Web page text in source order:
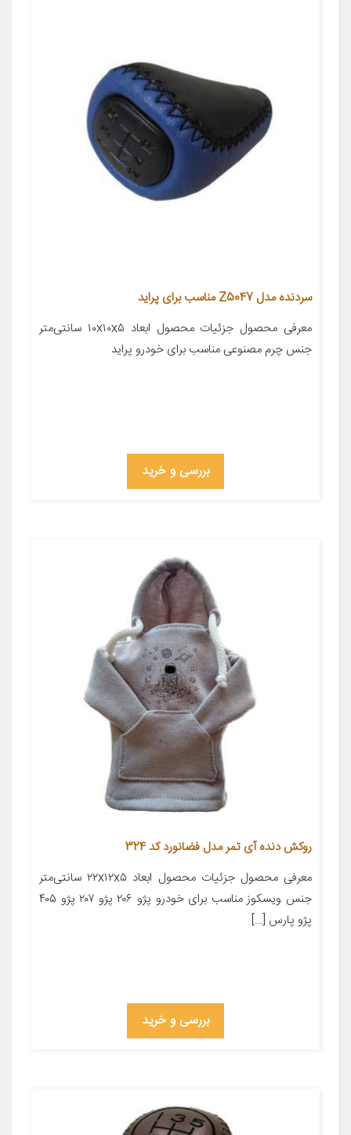
سردنده مدل Z5047 مناسب برای پراید
معرفی محصول جزئیات محصول ابعاد ۱۰x۱۰x۵ سانتی‌متر
جنس چرم مصنوعی مناسب برای خودرو پراید
بررسی و خرید
روکش دنده آی تمر مدل فضانورد کد 324
معرفی محصول جزئیات محصول ابعاد ۲۲x۱۲x۵ سانتی‌متر
جنس ویسکوز مناسب برای خودرو پژو ۲۰۶ پژو ۲۰۷ پژو ۴۰۵
پژو پارس […]
بررسی و خرید